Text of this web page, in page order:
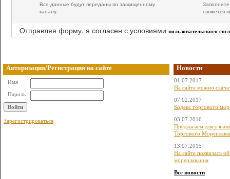
Все данные будут переданы по защищенному
каналу.
свяжется
Отправляя форму, я согласен с условиями пользовательского
Авторизация/Регистрация на сайте
Имя
Пароль
Зарегистрироваться
Новости
01.07.2017
На сайте можно
07.02.2017
Кодекс торгового
03.07.2016
Предлагаем для
Торгового
13.07.2015
На сайте появилась
мореплавания
Все новости